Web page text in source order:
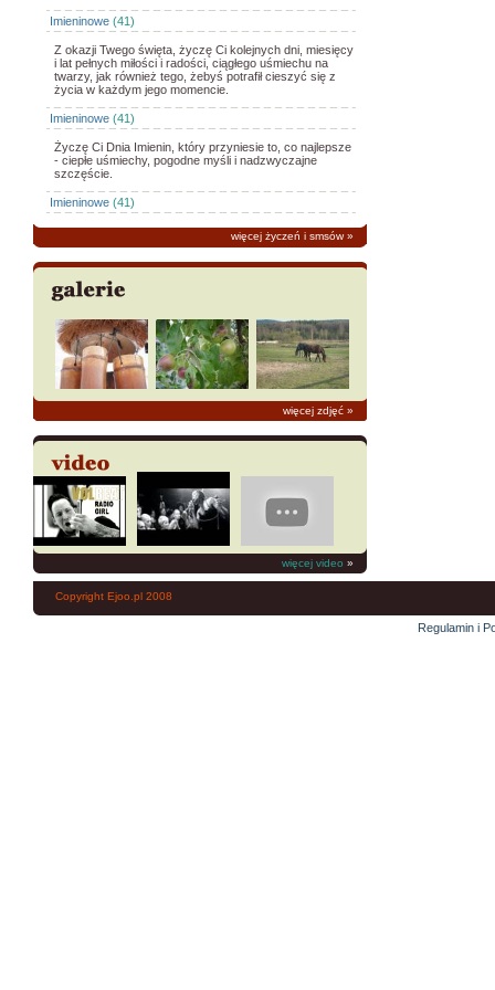
Imieninowe (41)
Z okazji Twego święta, życzę Ci kolejnych dni, miesięcy
i lat pełnych miłości i radości, ciągłego uśmiechu na
twarzy, jak również tego, żebyś potrafił cieszyć się z
życia w każdym jego momencie.
Imieninowe (41)
Życzę Ci Dnia Imienin, który przyniesie to, co najlepsze
- ciepłe uśmiechy, pogodne myśli i nadzwyczajne
szczęście.
Imieninowe (41)
więcej życzeń i smsów»
więcej zdjęć »
więcej video »
Copyright Ejoo.pl 2008
Regulamin i